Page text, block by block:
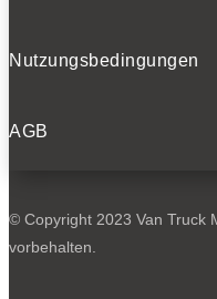
Nutzungsbedingungen
AGB
© Copyright 2023 Van Truck
vorbehalten.